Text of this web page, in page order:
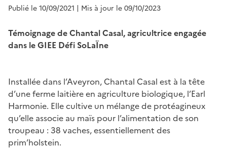
Publié le 10/09/2021 | Mis à jour le 09/10/2023
Témoignage de Chantal Casal, agricultrice engagée
dans le GIEE Défi SoLaÏne
Installée dans l’Aveyron, Chantal Casal est à la tête
d’une ferme laitière en agriculture biologique, l’Earl
Harmonie. Elle cultive un mélange de protéagineux
qu’elle associe au maïs pour l’alimentation de son
troupeau : 38 vaches, essentiellement des
prim’holstein.